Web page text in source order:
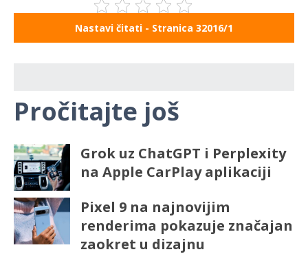
Nastavi čitati - Stranica 32016/1
Pročitajte još
Grok uz ChatGPT i Perplexity
na Apple CarPlay aplikaciji
Pixel 9 na najnovijim
renderima pokazuje značajan
zaokret u dizajnu